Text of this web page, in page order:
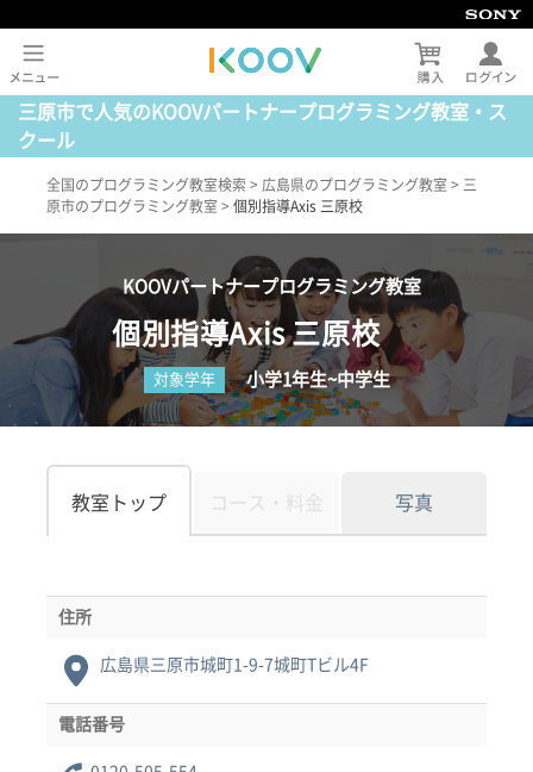
三原市で人気のKOOVパートナープログラミング教室・ス
クール
全国のプログラミング教室検索 > 広島県のプログラミング教室 > 三
原市のプログラミング教室 > 個別指導Axis 三原校
KOOVパートナープログラミング教室
個別指導Axis 三原校
対象学年 小学1年生~中学生
教室トップ コース・料金 写真
住所
広島県三原市城町1-9-7城町Tビル4F
電話番号